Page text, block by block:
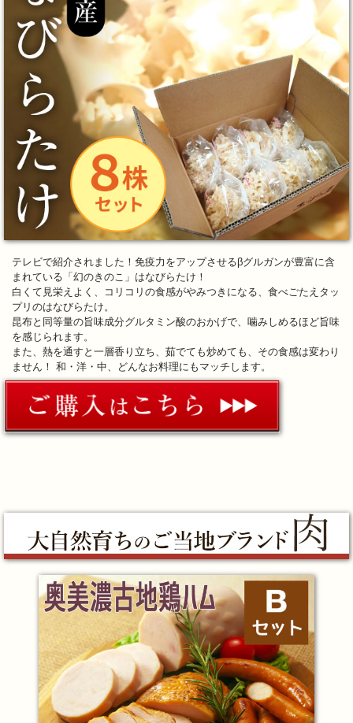
テレビで紹介されました！免疫力をアップさせるβグルガンが豊富に含
まれている「幻のきのこ」はなびらたけ！
白くて見栄えよく、コリコリの食感がやみつきになる、食べごたえタッ
プリのはなびらたけ。
昆布と同等量の旨味成分グルタミン酸のおかげで、噛みしめるほど旨味
を感じられます。
また、熱を通すと一層香り立ち、茹でても炒めても、その食感は変わり
ません！ 和・洋・中、どんなお料理にもマッチします。